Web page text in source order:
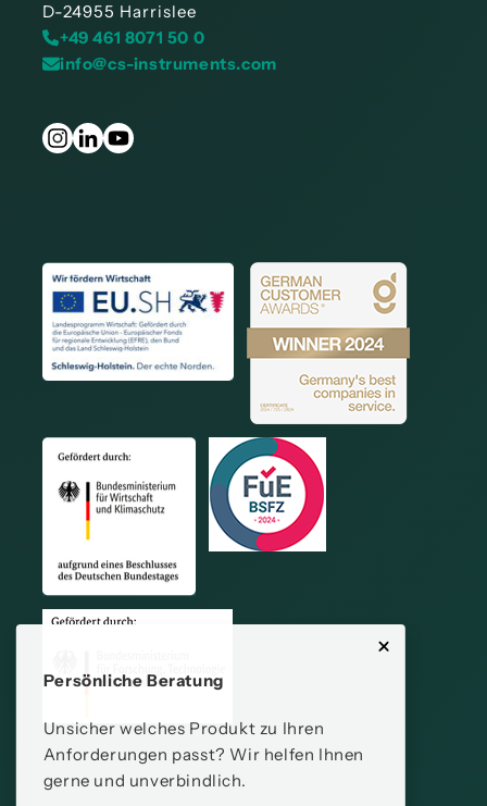
Persönliche Beratung
Unsicher welches Produkt zu Ihren
Anforderungen passt? Wir helfen Ihnen
gerne und unverbindlich.
D-24955 Harrislee
+49 461 8071 50 0
info@cs-instruments.com